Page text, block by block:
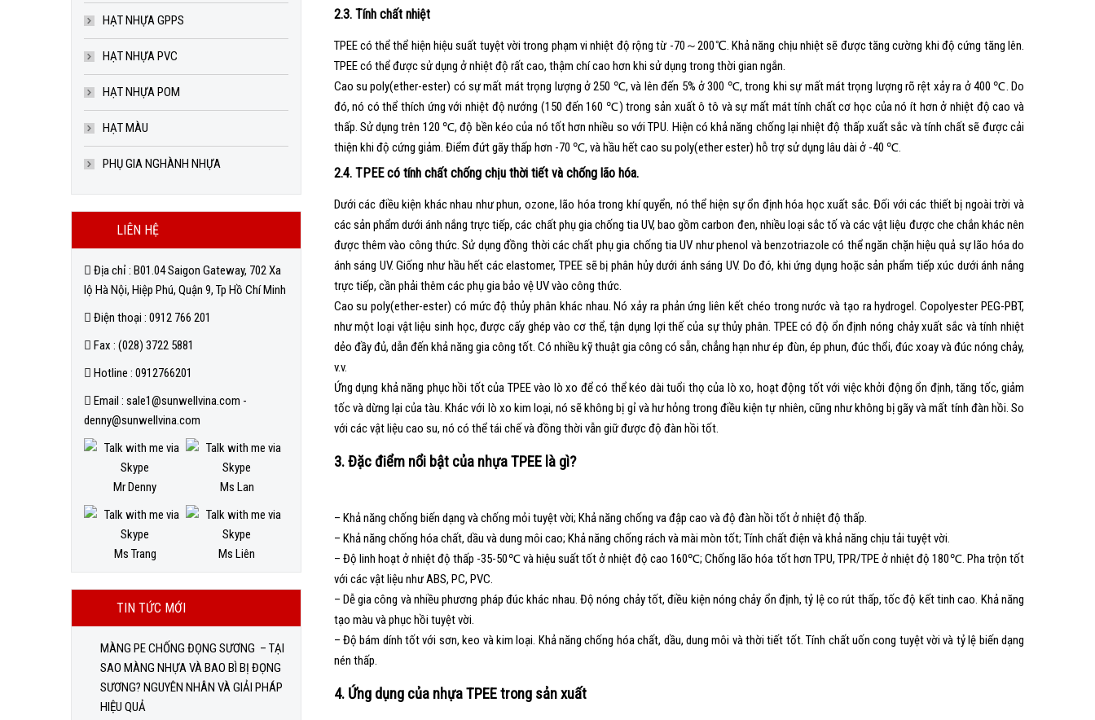
2.3. Tính chất nhiệt
TPEE có thể thể hiện hiệu suất tuyệt vời trong phạm vi nhiệt độ rộng từ -70～200℃. Khả năng chịu nhiệt sẽ được tăng cường khi độ cứng tăng lên.
TPEE có thể được sử dụng ở nhiệt độ rất cao, thậm chí cao hơn khi sử dụng trong thời gian ngắn.
Cao su poly(ether-ester) có sự mất mát trọng lượng ở 250 ℃, và lên đến 5% ở 300 ℃, trong khi sự mất mát trọng lượng rõ rệt xảy ra ở 400 ℃. Do
đó, nó có thể thích ứng với nhiệt độ nướng (150 đến 160 ℃) trong sản xuất ô tô và sự mất mát tính chất cơ học của nó ít hơn ở nhiệt độ cao và
thấp. Sử dụng trên 120 ℃, độ bền kéo của nó tốt hơn nhiều so với TPU. Hiện có khả năng chống lại nhiệt độ thấp xuất sắc và tính chất sẽ được cải
thiện khi độ cứng giảm. Điểm đứt gãy thấp hơn -70 ℃, và hầu hết cao su poly(ether ester) hỗ trợ sử dụng lâu dài ở -40 ℃.
2.4. TPEE có tính chất chống chịu thời tiết và chống lão hóa.
Dưới các điều kiện khác nhau như phun, ozone, lão hóa trong khí quyển, nó thể hiện sự ổn định hóa học xuất sắc. Đối với các thiết bị ngoài trời và
các sản phẩm dưới ánh nắng trực tiếp, các chất phụ gia chống tia UV, bao gồm carbon đen, nhiều loại sắc tố và các vật liệu được che chắn khác nên
được thêm vào công thức. Sử dụng đồng thời các chất phụ gia chống tia UV như phenol và benzotriazole có thể ngăn chặn hiệu quả sự lão hóa do
ánh sáng UV. Giống như hầu hết các elastomer, TPEE sẽ bị phân hủy dưới ánh sáng UV. Do đó, khi ứng dụng hoặc sản phẩm tiếp xúc dưới ánh nắng
trực tiếp, cần phải thêm các phụ gia bảo vệ UV vào công thức.
Cao su poly(ether-ester) có mức độ thủy phân khác nhau. Nó xảy ra phản ứng liên kết chéo trong nước và tạo ra hydrogel. Copolyester PEG-PBT,
như một loại vật liệu sinh học, được cấy ghép vào cơ thể, tận dụng lợi thế của sự thủy phân. TPEE có độ ổn định nóng chảy xuất sắc và tính nhiệt
dẻo đầy đủ, dẫn đến khả năng gia công tốt. Có nhiều kỹ thuật gia công có sẵn, chẳng hạn như ép đùn, ép phun, đúc thổi, đúc xoay và đúc nóng chảy,
v.v.
Ứng dụng khả năng phục hồi tốt của TPEE vào lò xo để có thể kéo dài tuổi thọ của lò xo, hoạt động tốt với việc khởi động ổn định, tăng tốc, giảm
tốc và dừng lại của tàu. Khác với lò xo kim loại, nó sẽ không bị gỉ và hư hỏng trong điều kiện tự nhiên, cũng như không bị gãy và mất tính đàn hồi. So
với các vật liệu cao su, nó có thể tái chế và đồng thời vẫn giữ được độ đàn hồi tốt.
3. Đặc điểm nổi bật của nhựa TPEE là gì?
– Khả năng chống biến dạng và chống mỏi tuyệt vời; Khả năng chống va đập cao và độ đàn hồi tốt ở nhiệt độ thấp.
– Khả năng chống hóa chất, dầu và dung môi cao; Khả năng chống rách và mài mòn tốt; Tính chất điện và khả năng chịu tải tuyệt vời.
– Độ linh hoạt ở nhiệt độ thấp -35-50℃ và hiệu suất tốt ở nhiệt độ cao 160℃; Chống lão hóa tốt hơn TPU, TPR/TPE ở nhiệt độ 180℃. Pha trộn tốt
với các vật liệu như ABS, PC, PVC.
– Dễ gia công và nhiều phương pháp đúc khác nhau. Độ nóng chảy tốt, điều kiện nóng chảy ổn định, tỷ lệ co rút thấp, tốc độ kết tinh cao. Khả năng
tạo màu và phục hồi tuyệt vời.
– Độ bám dính tốt với sơn, keo và kim loại. Khả năng chống hóa chất, dầu, dung môi và thời tiết tốt. Tính chất uốn cong tuyệt vời và tỷ lệ biến dạng
nén thấp.
4. Ứng dụng của nhựa TPEE trong sản xuất
HẠT NHỰA GPPS
HẠT NHỰA PVC
HẠT NHỰA POM
HẠT MÀU
PHỤ GIA NGHÀNH NHỰA
LIÊN HỆ
Địa chỉ : B01.04 Saigon Gateway, 702 Xa
lộ Hà Nội, Hiệp Phú, Quận 9, Tp Hồ Chí Minh
Điện thoại : 0912 766 201
Fax : (028) 3722 5881
Hotline : 0912766201
Email : sale1@sunwellvina.com -
denny@sunwellvina.com
Mr Denny Ms Lan
Ms Trang Ms Liên
TIN TỨC MỚI
MÀNG PE CHỐNG ĐỌNG SƯƠNG – TẠI
SAO MÀNG NHỰA VÀ BAO BÌ BỊ ĐỌNG
SƯƠNG? NGUYÊN NHÂN VÀ GIẢI PHÁP
HIỆU QUẢ